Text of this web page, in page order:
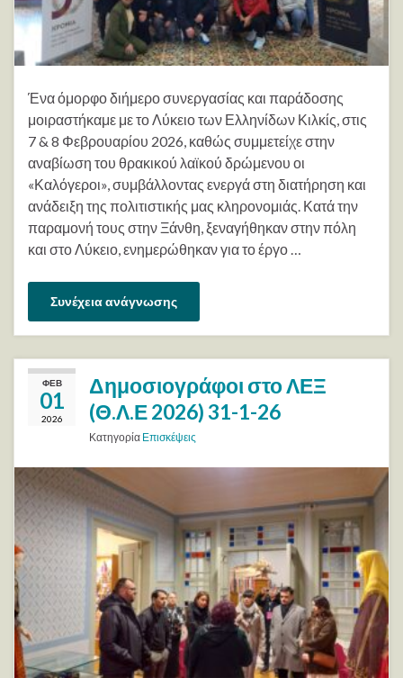
Ένα όμορφο διήμερο συνεργασίας και παράδοσης
μοιραστήκαμε με το Λύκειο των Ελληνίδων Κιλκίς, στις
7 & 8 Φεβρουαρίου 2026, καθώς συμμετείχε στην
αναβίωση του θρακικού λαϊκού δρώμενου οι
«Καλόγεροι», συμβάλλοντας ενεργά στη διατήρηση και
ανάδειξη της πολιτιστικής μας κληρονομιάς. Κατά την
παραμονή τους στην Ξάνθη, ξεναγήθηκαν στην πόλη
και στο Λύκειο, ενημερώθηκαν για το έργο …
Συνέχεια ανάγνωσης
ΦΕΒ
01
2026
Δημοσιογράφοι στο ΛΕΞ
(Θ.Λ.Ε 2026) 31-1-26
Κατηγορία Επισκέψεις